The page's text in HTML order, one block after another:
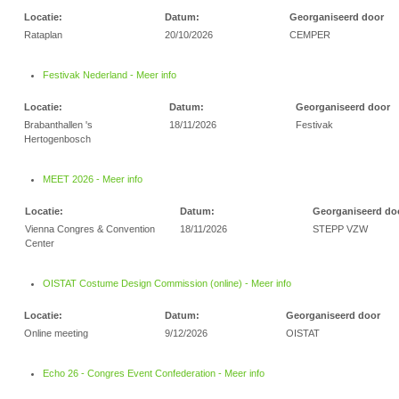
Locatie: Datum:
Georganiseerd door
Rataplan
20/10/2026 CEMPER
Festivak Nederland - Meer info
Locatie: Datum:
Georganiseerd door
Brabanthallen 's
Hertogenbosch
18/11/2026 Festivak
MEET 2026 - Meer info
Locatie: Datum:
Georganiseerd
Vienna Congres & Convention
Center
18/11/2026 STEPP VZW
OISTAT Costume Design Commission (online) - Meer info
Locatie: Datum:
Georganiseerd door
Online meeting
9/12/2026 OISTAT
Echo 26 - Congres Event Confederation - Meer info